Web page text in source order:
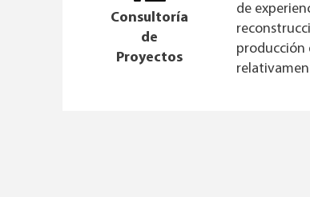
Consultoría
de
Proyectos
de
producción